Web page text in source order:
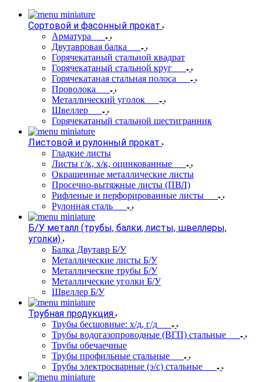
Сортовой и фасонный прокат
Арматура
Двутавровая балка
Горячекатаный стальной квадрат
Горячекатаный стальной круг
Горячекатаная стальная полоса
Проволока
Металлический уголок
Швеллер
Горячекатаный стальной шестигранник
Листовой и рулонный прокат
Гладкие листы
Листы г/к, х/к, оцинкованные
Окрашенные металлические листы
Просечно-вытяжные листы (ПВЛ)
Рифленые и перфорированные листы
Рулонная сталь
Б/У металл (трубы, балки, листы, швеллеры,
уголки)
Балка Двутавр Б/У
Металлические листы Б/У
Металлические трубы Б/У
Металлические уголки Б/У
Швеллер Б/У
Трубная продукция
Трубы бесшовные: х/д, г/д
Трубы водогазопроводные (ВГП) стальные
Трубы обечаечные
Трубы профильные стальные
Трубы электросварные (э/с) стальные